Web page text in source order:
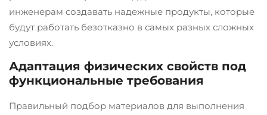
инженерам создавать надежные продукты, которые
будут работать безотказно в самых разных сложных
условиях.
Адаптация физических свойств под
функциональные требования
Правильный подбор материалов для выполнения